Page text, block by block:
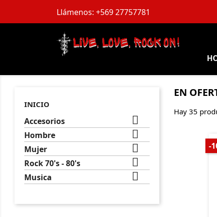
Llámenos: +569 27757781
INICIO
Accesorios 
Hombre 
Mujer 
Rock 70's - 80's 
Musica 
EN
Hay 35
-